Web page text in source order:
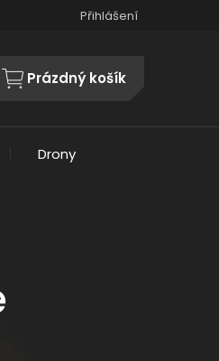
Přihlášení
NÁKUPNÍ
Prázdný košík
Drony